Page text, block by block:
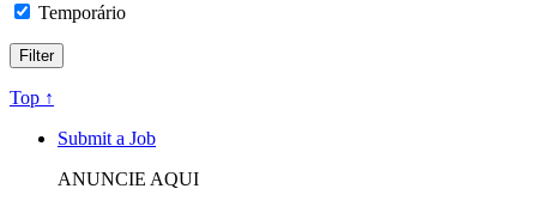
Temporário
Top ↑
Submit a Job
ANUNCIE AQUI